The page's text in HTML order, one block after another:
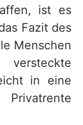
ist es
Fazit des
Menschen
in eine